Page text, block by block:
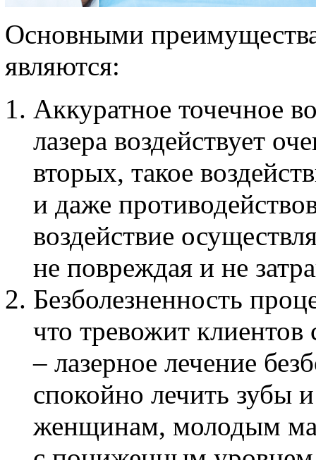
Основными
являются:
Аккуратное точечное
лазера воздействует
вторых, такое
и даже
воздействие
не повреждая и не
Безболезненность
что тревожит клиентов
– лазерное лечение
спокойно лечить зубы
женщинам, молодым